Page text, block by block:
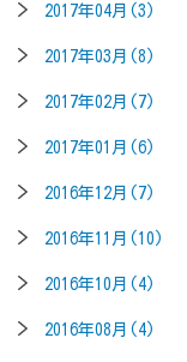
2017年04月(3)
2017年03月(8)
2017年02月(7)
2017年01月(6)
2016年12月(7)
2016年11月(10)
2016年10月(4)
2016年08月(4)